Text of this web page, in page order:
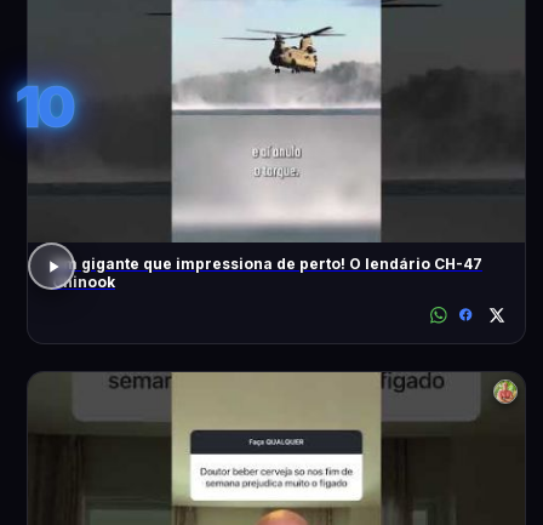
10
Um gigante que impressiona de perto! O lendário CH-47
Chinook